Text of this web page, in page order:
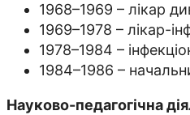
1968–1969 – лікар
1969–1978 – лікар-
1978–1984 –
1984–1986 –
Науково-педагогічна